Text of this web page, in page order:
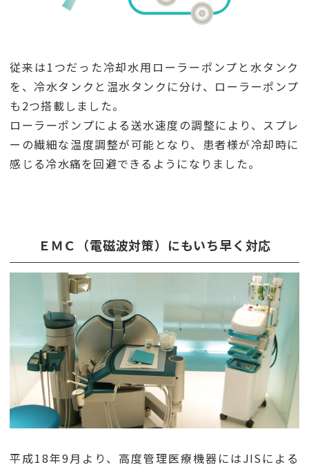
従来は1つだった冷却水用ローラーポンプと水タンク
を、冷水タンクと温水タンクに分け、ローラーポンプ
も2つ搭載しました。
ローラーポンプによる送水速度の調整により、スプレ
ーの繊細な温度調整が可能となり、患者様が冷却時に
感じる冷水痛を回避できるようになりました。
ＥＭＣ（電磁波対策）にもいち早く対応
平成18年9月より、高度管理医療機器にはJISによる